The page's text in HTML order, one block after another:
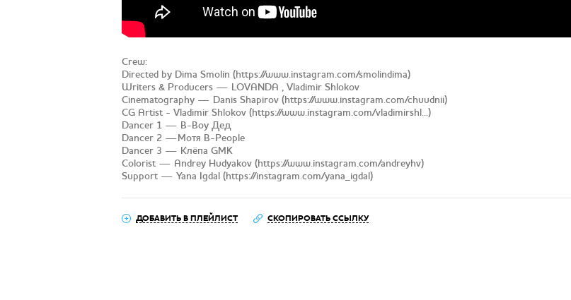
Crew:
Directed by Dima Smolin (https://www.instagram.com/smolindima)
Writers & Producers — LOVANDA , Vladimir Shlokov
Cinematography — Danis Shapirov (https://www.instagram.com/chuudnii)
CG Artist - Vladimir Shlokov (https://www.instagram.com/vladimirshl...)
Dancer 1 — B-Boy Дед
Dancer 2 —Мотя B-People
Dancer 3 — Клёпа GMK
Colorist — Andrey Hudyakov (https://www.instagram.com/andreyhv)
Support — Yana Igdal (https://instagram.com/yana_igdal)
ДОБАВИТЬ В ПЛЕЙЛИСТ СКОПИРОВАТЬ ССЫЛКУ